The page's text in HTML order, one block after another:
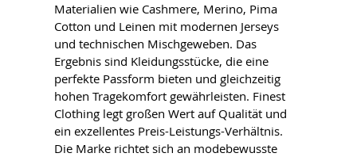
Materialien wie Cashmere, Merino, Pima
Cotton und Leinen mit modernen Jerseys
und technischen Mischgeweben. Das
Ergebnis sind Kleidungsstücke, die eine
perfekte Passform bieten und gleichzeitig
hohen Tragekomfort gewährleisten. Finest
Clothing legt großen Wert auf Qualität und
ein exzellentes Preis-Leistungs-Verhältnis.
Die Marke richtet sich an modebewusste